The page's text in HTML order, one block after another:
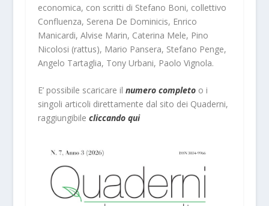
economica, con scritti di Stefano Boni, collettivo
Confluenza, Serena De Dominicis, Enrico
Manicardi, Alvise Marin, Caterina Mele, Pino
Nicolosi (rattus), Mario Pansera, Stefano Penge,
Angelo Tartaglia, Tony Urbani, Paolo Vignola.
E’ possibile scaricare il numero completoo i
singoli articoli direttamente dal sito dei Quaderni,
raggiungibile cliccando qui